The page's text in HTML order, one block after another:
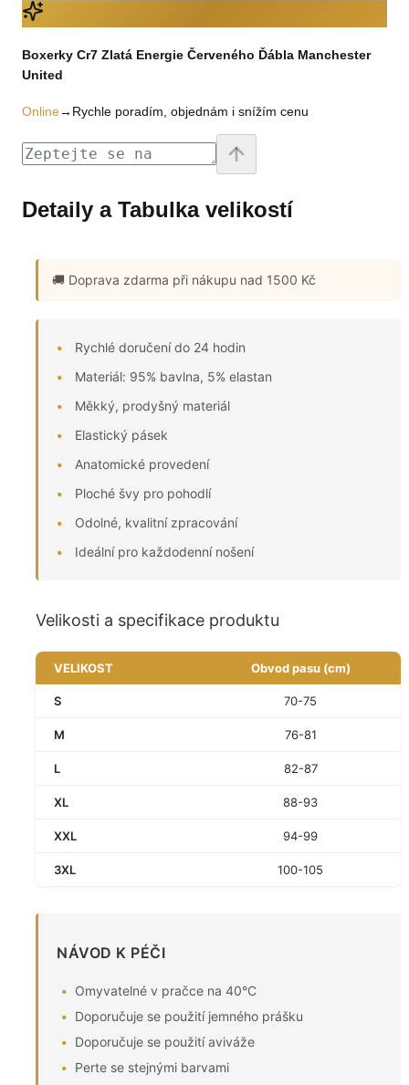
Boxerky Cr7 Zlatá Energie Červeného Ďábla Manchester
United
Online→ Rychle poradím, objednám i snížím cenu
Detaily a Tabulka velikostí
🚚 Doprava zdarma při nákupu nad 1500 Kč
Rychlé doručení do 24 hodin
Materiál: 95% bavlna, 5% elastan
Měkký, prodyšný materiál
Elastický pásek
Anatomické provedení
Ploché švy pro pohodlí
Odolné, kvalitní zpracování
Ideální pro každodenní nošení
Velikosti a specifikace produktu
VELIKOST Obvod pasu (cm)
S 70-75
M 76-81
L 82-87
XL 88-93
XXL 94-99
3XL 100-105
NÁVOD K PÉČI
Omyvatelné v pračce na 40°C
Doporučuje se použití jemného prášku
Doporučuje se použití aviváže
Perte se stejnými barvami